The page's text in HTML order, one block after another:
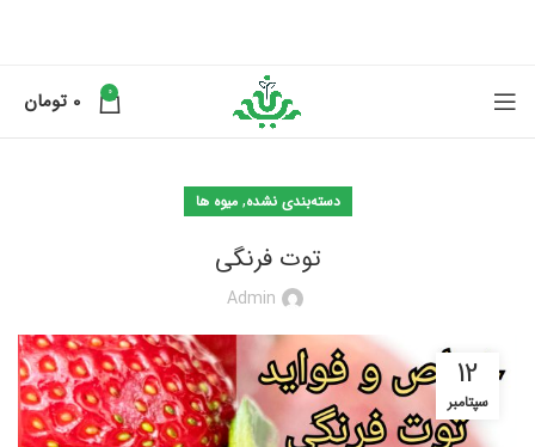
0
0 تومان
دسته‌بندی نشده,میوه ها
توت فرنگی
Admin
12
سپتامبر